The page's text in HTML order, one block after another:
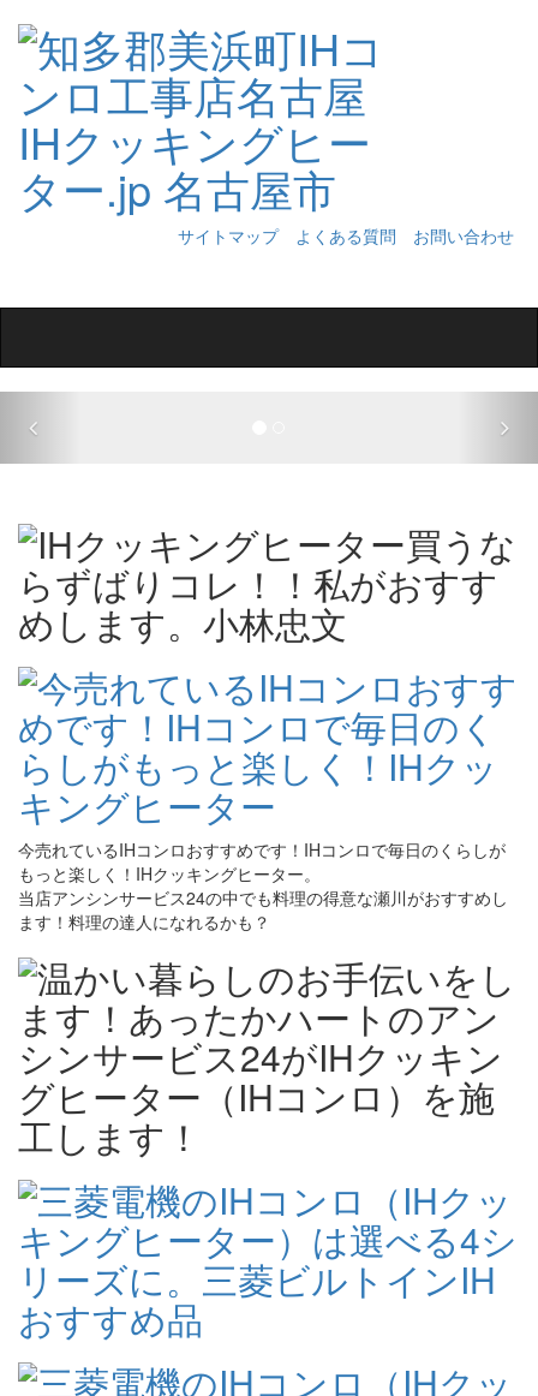
サイトマップ よくある質問
お問い合わせ
今売れているIHコンロおすすめです！IHコンロで毎日のくらしが
もっと楽しく！IHクッキングヒーター。
当店アンシンサービス24の中でも料理の得意な瀬川がおすすめし
ます！料理の達人になれるかも？